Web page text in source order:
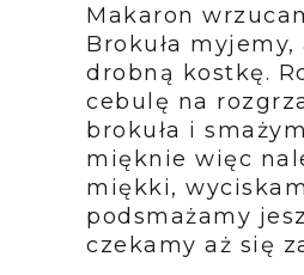
Makaron
Brokuła
drobną kostkę.
cebulę na
brokuła i
mięknie więc
miękki,
podsmażamy
czekamy aż się